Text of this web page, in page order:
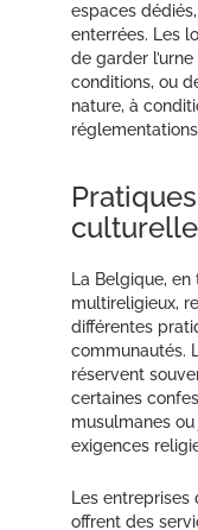
espaces
enterrées. Les
de garder
conditions, ou
nature, à
La Belgique,
multireligieux,
différentes
communautés.
réservent
certaines
musulmanes
exigences
Les
offrent des